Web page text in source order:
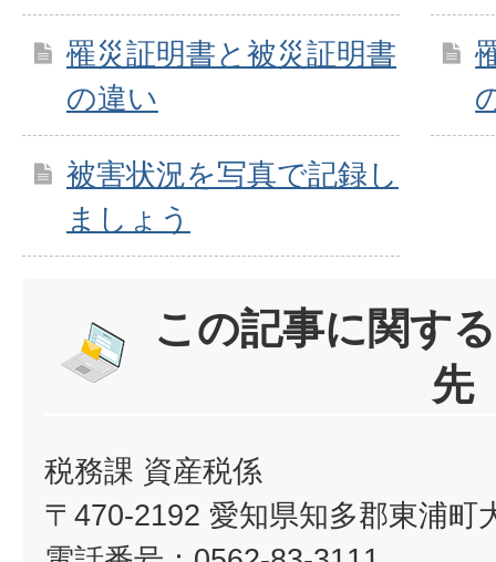
罹災証明書と被災証明書
の違い
被害状況を写真で記録し
ましょう
この記事に関す
先
税務課 資産税係
〒470-2192 愛知県知多郡東浦町